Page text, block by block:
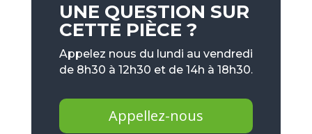
UNE QUESTION SUR
CETTE PIÈCE ?
Appelez nous du lundi au vendredi
de 8h30 à 12h30 et de 14h à 18h30.
Appellez-nous